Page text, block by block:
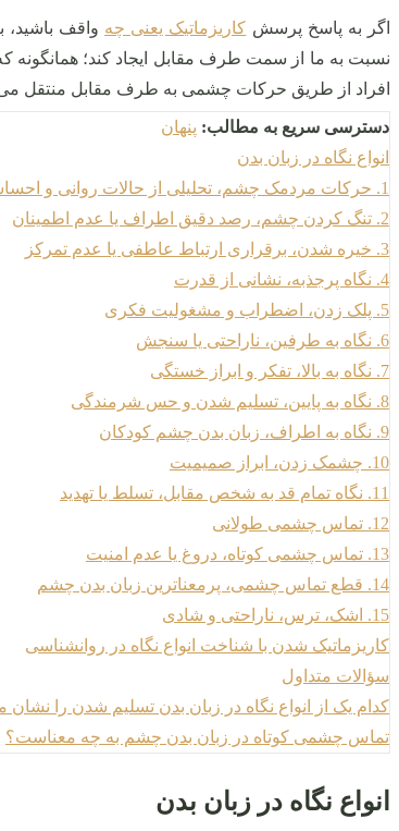
اگر به پاسخ پرسش کاریزماتیک یعنی چه واقف
نسبت به ما از سمت طرف مقابل ایجاد کند؛ همانگونه
افراد از طریق حرکات چشمی به طرف مقابل منتقل
دسترسی سریع به مطالب: پنهان
انواع نگاه در زبان بدن
1. حرکات مردمک چشم، تحلیلی از حالات روانی و احساسی
2. تنگ کردن چشم، رصد دقیق اطراف یا عدم اطمینان
3. خیره شدن، برقراری ارتباط عاطفی یا عدم تمرکز
4. نگاه پرجذبه، نشانی از قدرت
5. پلک زدن، اضطراب و مشغولیت فکری
6. نگاه به طرفین، ناراحتی یا سنجش
7. نگاه به بالا، تفکر و ابراز خستگی
8. نگاه به پایین، تسلیم شدن و حس شرمندگی
9. نگاه به اطراف، زبان بدن چشم کودکان
10. چشمک زدن، ابراز صمیمیت
11. نگاه تمام قد به شخص مقابل، تسلط یا تهدید
12. تماس چشمی طولانی
13. تماس چشمی کوتاه، دروغ یا عدم امنیت
14. قطع تماس چشمی، پرمعناترین زبان بدن چشم
15. اشک، ترس، ناراحتی و شادی
کاریزماتیک شدن با شناخت انواع نگاه در روانشناسی
سؤالات متداول
کدام یک از انواع نگاه در زبان بدن تسلیم شدن را نشان
تماس چشمی کوتاه در زبان بدن چشم به چه معناست؟
انواع نگاه در زبان بدن